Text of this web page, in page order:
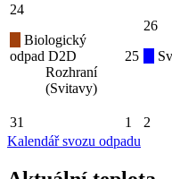
24
Biologický
odpad D2D
Rozhraní
(Svitavy)
25
26
31 1 2
Kalendář svozu odpadu